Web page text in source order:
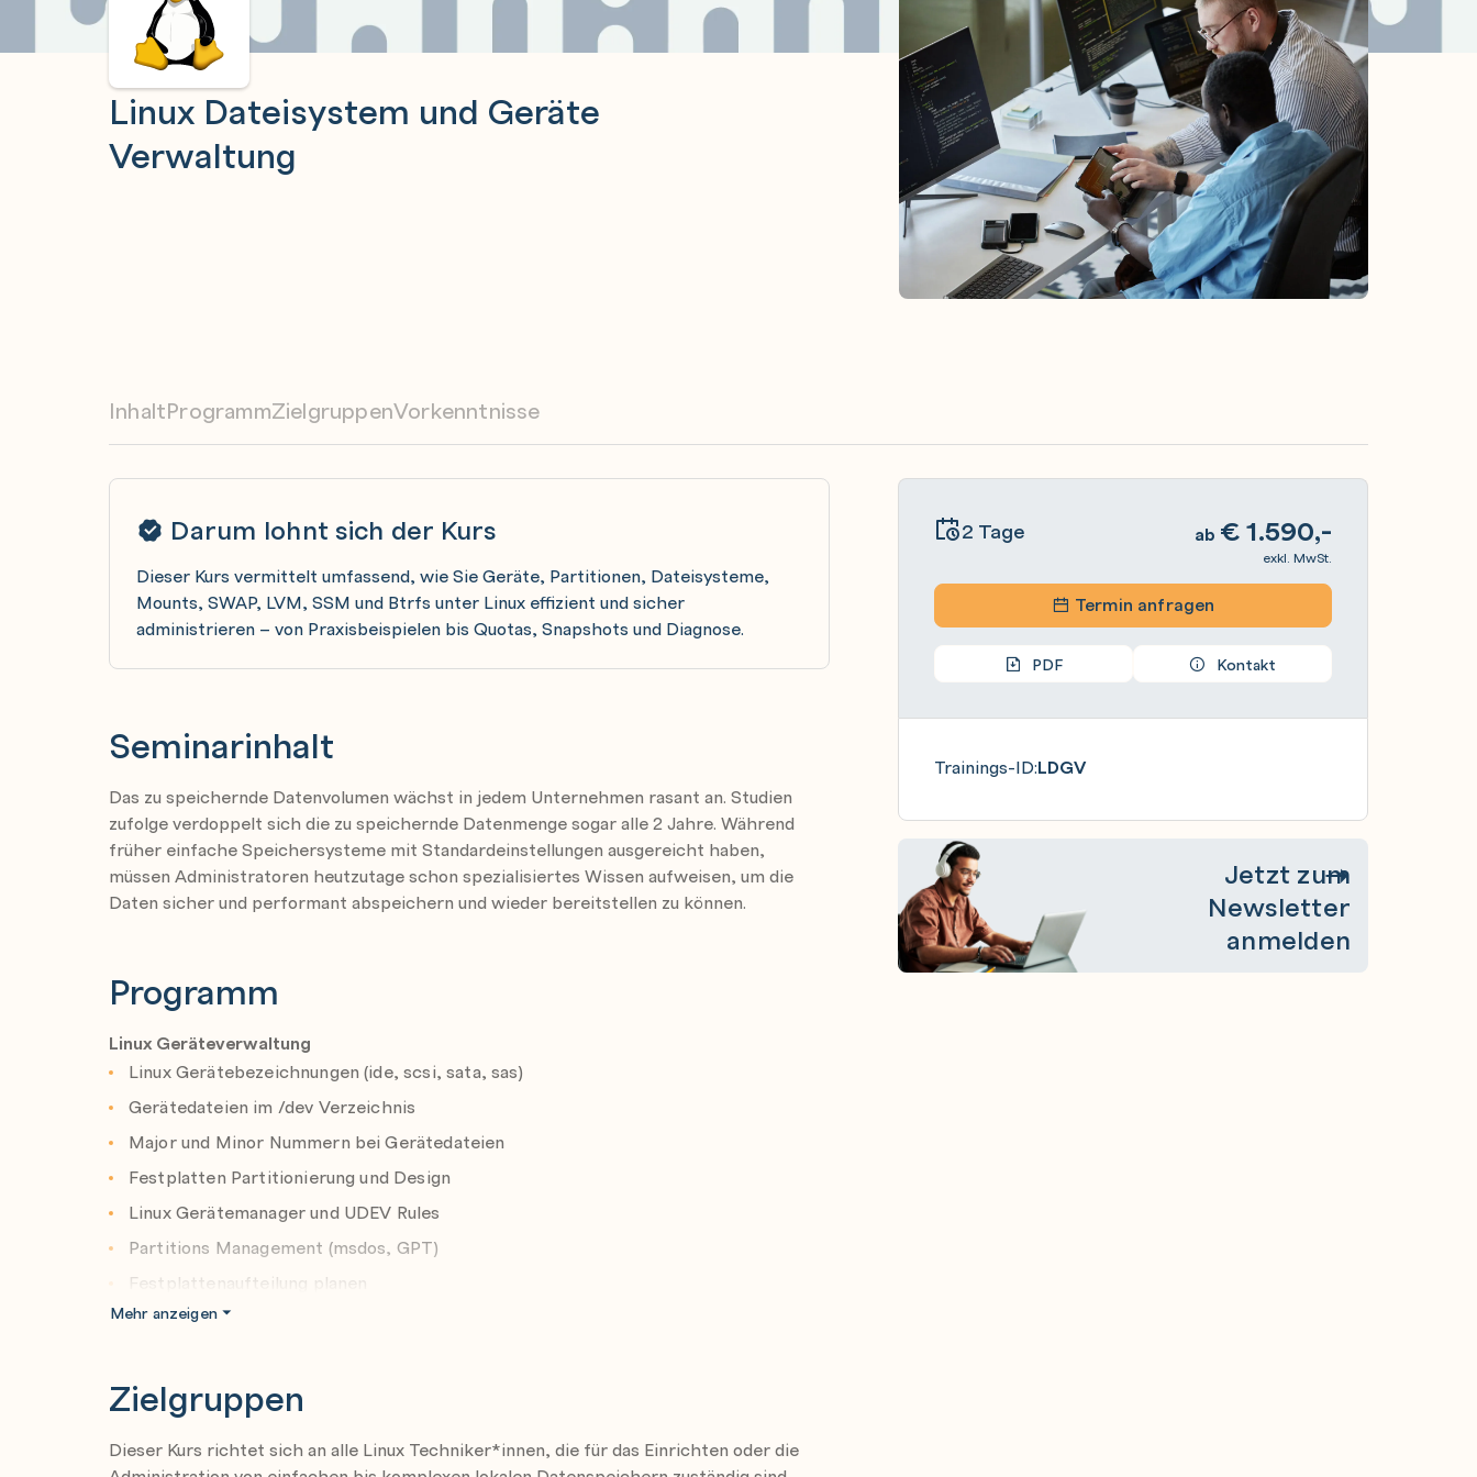
Linux Dateisystem und Geräte
Verwaltung
InhaltProgrammZielgruppenVorkenntnisse
Darum lohnt sich der Kurs
Dieser Kurs vermittelt umfassend, wie Sie Geräte, Partitionen, Dateisysteme,
Mounts, SWAP, LVM, SSM und Btrfs unter Linux effizient und sicher
administrieren – von Praxisbeispielen bis Quotas, Snapshots und Diagnose.
Seminarinhalt
Das zu speichernde Datenvolumen wächst in jedem Unternehmen rasant an. Studien
zufolge verdoppelt sich die zu speichernde Datenmenge sogar alle 2 Jahre. Während
früher einfache Speichersysteme mit Standardeinstellungen ausgereicht haben,
müssen Administratoren heutzutage schon spezialisiertes Wissen aufweisen, um die
Daten sicher und performant abspeichern und wieder bereitstellen zu können.
Programm
Linux Geräteverwaltung
Linux Gerätebezeichnungen (ide, scsi, sata, sas)
Gerätedateien im /dev Verzeichnis
Major und Minor Nummern bei Gerätedateien
Festplatten Partitionierung und Design
Linux Gerätemanager und UDEV Rules
Partitions Management (msdos, GPT)
Festplattenaufteilung planen
Linux I/O Scheduler einrichten (deadline, cfq, noop)
Grundlagen Linux Dateisysteme
Linux Dateisystemarten im Vergleich (ext2/3/4, xfs, btrfs, ...)
Funktionsvergleich der wichtigsten Dateisysteme
Mehr anzeigen
Zielgruppen
Dieser Kurs richtet sich an alle Linux Techniker*innen, die für das Einrichten oder die
2 Tage ab €1.590,-
exkl. MwSt.
Termin anfragen
PDF Kontakt
Trainings-ID:LDGV
Jetzt zum
Newsletter
anmelden